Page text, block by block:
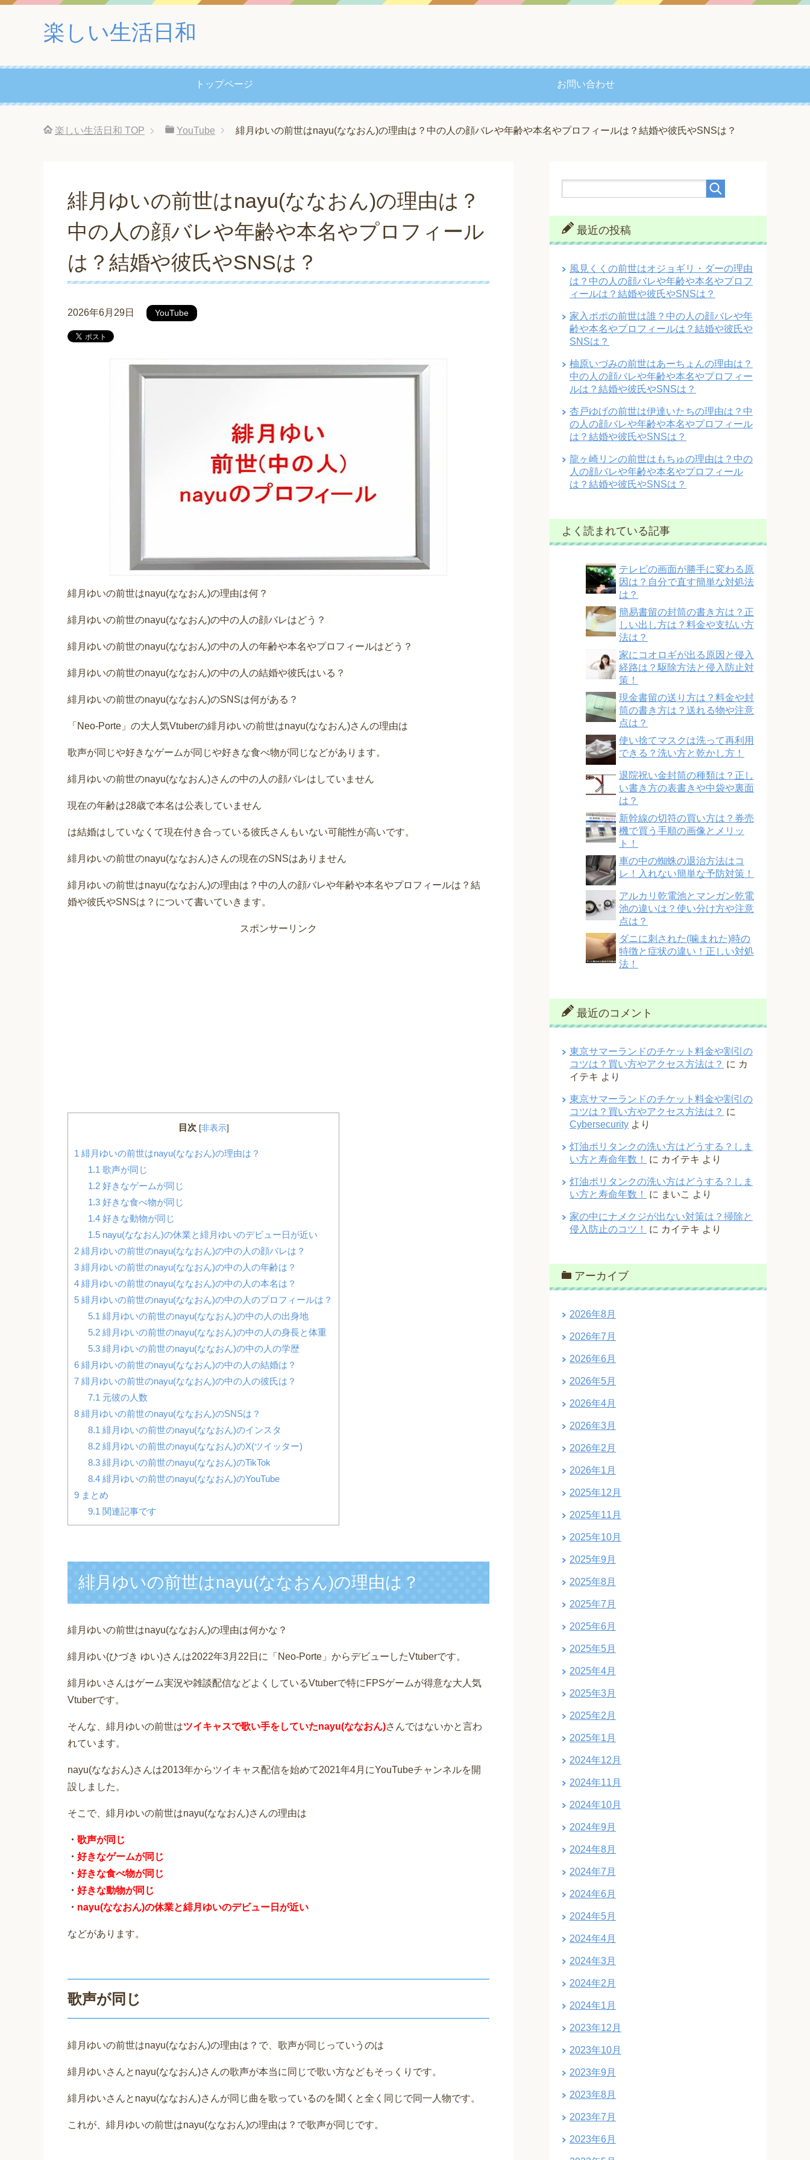
楽しい生活日和
トップページ お問い合わせ
楽しい生活日和 TOP YouTube 緋月ゆいの前世はnayu(ななおん)の理由は？中の人の顔バレや年齢や本名やプロフィールは？結婚や彼氏やSNSは？
緋月ゆいの前世はnayu(ななおん)の理由は？
中の人の顔バレや年齢や本名やプロフィール
は？結婚や彼氏やSNSは？
2026年6月29日 YouTube
緋月ゆいの前世はnayu(ななおん)の理由は何？
緋月ゆいの前世のnayu(ななおん)の中の人の顔バレはどう？
緋月ゆいの前世のnayu(ななおん)の中の人の年齢や本名やプロフィールはどう？
緋月ゆいの前世のnayu(ななおん)の中の人の結婚や彼氏はいる？
緋月ゆいの前世のnayu(ななおん)のSNSは何がある？
「Neo-Porte」の大人気Vtuberの緋月ゆいの前世はnayu(ななおん)さんの理由は
歌声が同じや好きなゲームが同じや好きな食べ物が同じなどがあります。
緋月ゆいの前世のnayu(ななおん)さんの中の人の顔バレはしていません
現在の年齢は28歳で本名は公表していません
は結婚はしていなくて現在付き合っている彼氏さんもいない可能性が高いです。
緋月ゆいの前世のnayu(ななおん)さんの現在のSNSはありません
緋月ゆいの前世はnayu(ななおん)の理由は？中の人の顔バレや年齢や本名やプロフィールは？結
婚や彼氏やSNSは？について書いていきます。
スポンサーリンク
目次 [非表示]
1 緋月ゆいの前世はnayu(ななおん)の理由は？
1.1 歌声が同じ
1.2好きなゲームが同じ
1.3好きな食べ物が同じ
1.4好きな動物が同じ
1.5nayu(ななおん)の休業と緋月ゆいのデビュー日が近い
2 緋月ゆいの前世のnayu(ななおん)の中の人の顔バレは？
3 緋月ゆいの前世のnayu(ななおん)の中の人の年齢は？
4 緋月ゆいの前世のnayu(ななおん)の中の人の本名は？
5 緋月ゆいの前世のnayu(ななおん)の中の人のプロフィールは？
5.1 緋月ゆいの前世のnayu(ななおん)の中の人の出身地
5.2緋月ゆいの前世のnayu(ななおん)の中の人の身長と体重
5.3緋月ゆいの前世のnayu(ななおん)の中の人の学歴
6 緋月ゆいの前世のnayu(ななおん)の中の人の結婚は？
7 緋月ゆいの前世のnayu(ななおん)の中の人の彼氏は？
7.1 元彼の人数
8 緋月ゆいの前世のnayu(ななおん)のSNSは？
8.1 緋月ゆいの前世のnayu(ななおん)のインスタ
8.2緋月ゆいの前世のnayu(ななおん)のX(ツイッター)
8.3緋月ゆいの前世のnayu(ななおん)のTikTok
8.4緋月ゆいの前世のnayu(ななおん)のYouTube
9 まとめ
9.1 関連記事です
緋月ゆいの前世はnayu(ななおん)の理由は？
緋月ゆいの前世はnayu(ななおん)の理由は何かな？
緋月ゆい(ひづき ゆい)さんは2022年3月22日に「Neo-Porte」からデビューしたVtuberです。
緋月ゆいさんはゲーム実況や雑談配信などよくしているVtuberで特にFPSゲームが得意な大人気
Vtuberです。
そんな、緋月ゆいの前世はツイキャスで歌い手をしていたnayu(ななおん)さんではないかと言わ
れています。
nayu(ななおん)さんは2013年からツイキャス配信を始めて2021年4月にYouTubeチャンネルを開
設しました。
そこで、緋月ゆいの前世はnayu(ななおん)さんの理由は
・ 歌声が同じ
・ 好きなゲームが同じ
・ 好きな食べ物が同じ
・ 好きな動物が同じ
・ nayu(ななおん)の休業と緋月ゆいのデビュー日が近い
などがあります。
歌声が同じ
緋月ゆいの前世はnayu(ななおん)の理由は？で、歌声が同じっていうのは
緋月ゆいさんとnayu(ななおん)さんの歌声が本当に同じで歌い方などもそっくりです。
緋月ゆいさんとnayu(ななおん)さんが同じ曲を歌っているのを聞くと全く同じで同一人物です。
これが、緋月ゆいの前世はnayu(ななおん)の理由は？で歌声が同じです。
最近の投稿
風見くくの前世はオジョギリ・ダーの理由
は？中の人の顔バレや年齢や本名やプロフ
ィールは？結婚や彼氏やSNSは？
家入ポポの前世は誰？中の人の顔バレや年
齢や本名やプロフィールは？結婚や彼氏や
SNSは？
柚原いづみの前世はあーちょんの理由は？
中の人の顔バレや年齢や本名やプロフィー
ルは？結婚や彼氏やSNSは？
杏戸ゆげの前世は伊達いたちの理由は？中
の人の顔バレや年齢や本名やプロフィール
は？結婚や彼氏やSNSは？
龍ヶ崎リンの前世はもちゅの理由は？中の
人の顔バレや年齢や本名やプロフィール
は？結婚や彼氏やSNSは？
よく読まれている記事
テレビの画面が勝手に変わる原
因は？自分で直す簡単な対処法
は？
簡易書留の封筒の書き方は？正
しい出し方は？料金や支払い方
法は？
家にコオロギが出る原因と侵入
経路は？駆除方法と侵入防止対
策！
現金書留の送り方は？料金や封
筒の書き方は？送れる物や注意
点は？
使い捨てマスクは洗って再利用
できる？洗い方と乾かし方！
退院祝い金封筒の種類は？正し
い書き方の表書きや中袋や裏面
は？
新幹線の切符の買い方は？券売
機で買う手順の画像とメリッ
ト！
車の中の蜘蛛の退治方法はコ
レ！入れない簡単な予防対策！
アルカリ乾電池とマンガン乾電
池の違いは？使い分け方や注意
点は？
ダニに刺された(噛まれた)時の
特徴と症状の違い！正しい対処
法！
最近のコメント
東京サマーランドのチケット料金や割引の
コツは？買い方やアクセス方法は？ に カ
イテキ より
東京サマーランドのチケット料金や割引の
コツは？買い方やアクセス方法は？ に
Cybersecurity より
灯油ポリタンクの洗い方はどうする？しま
い方と寿命年数！
に カイテキ より
灯油ポリタンクの洗い方はどうする？しま
い方と寿命年数！
に まいこ より
家の中にナメクジが出ない対策は？掃除と
侵入防止のコツ！
に カイテキ より
アーカイブ
2026年8月
2026年7月
2026年6月
2026年5月
2026年4月
2026年3月
2026年2月
2026年1月
2025年12月
2025年11月
2025年10月
2025年9月
2025年8月
2025年7月
2025年6月
2025年5月
2025年4月
2025年3月
2025年2月
2025年1月
2024年12月
2024年11月
2024年10月
2024年9月
2024年8月
2024年7月
2024年6月
2024年5月
2024年4月
2024年3月
2024年2月
2024年1月
2023年12月
2023年10月
2023年9月
2023年8月
2023年7月
2023年6月